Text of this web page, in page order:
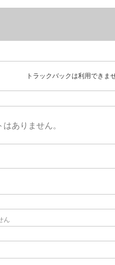
トラックバックは利用できま
ありません。
ん